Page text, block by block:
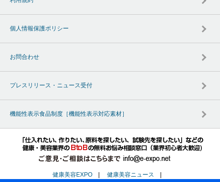
個人情報保護ポリシー
お問合わせ
プレスリリース・ニュース受付
機能性表示食品制度［機能性表示対応素材］
健康美容EXPO | 健康美容ニュース
|